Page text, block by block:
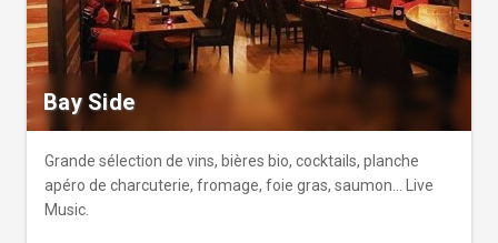
Bay Side
Grande sélection de vins, bières bio, cocktails, planche
apéro de charcuterie, fromage, foie gras, saumon... Live
Music.